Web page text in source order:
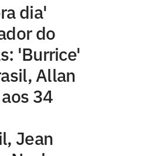
dia'
do
'Burrice'
Allan
34
Jean